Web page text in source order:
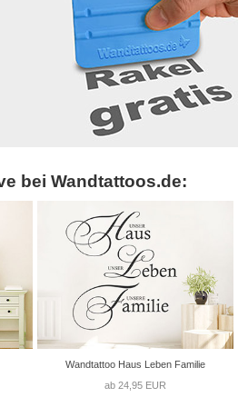
bei Wandtattoos.de:
Wandtattoo Haus Leben Familie
ab 24,95 EUR